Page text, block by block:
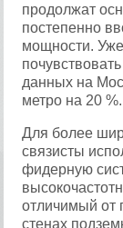
продолжат
постепенно
мощности.
данных на
метро на 20 %.
Для более
связисты
фидерную
отличимый от
стенах